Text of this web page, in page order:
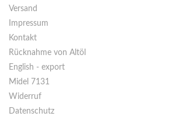
Versand
Impressum
Kontakt
Rücknahme von Altöl
English - export
Midel 7131
Widerruf
Datenschutz